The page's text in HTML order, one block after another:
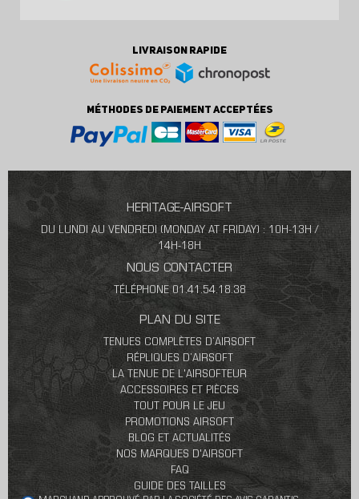
LIVRAISON RAPIDE
MÉTHODES DE PAIEMENT ACCEPTÉES
HERITAGE-AIRSOFT
DU LUNDI AU VENDREDI (MONDAY AT FRIDAY) : 10H-13H /
14H-18H
NOUS CONTACTER
TÉLÉPHONE 01.41.54.18.38
PLAN DU SITE
TENUES COMPLÈTES D’AIRSOFT
RÉPLIQUES D’AIRSOFT
LA TENUE DE L'AIRSOFTEUR
ACCESSOIRES ET PIÈCES
TOUT POUR LE JEU
PROMOTIONS AIRSOFT
BLOG ET ACTUALITÉS
NOS MARQUES D'AIRSOFT
FAQ
GUIDE DES TAILLES